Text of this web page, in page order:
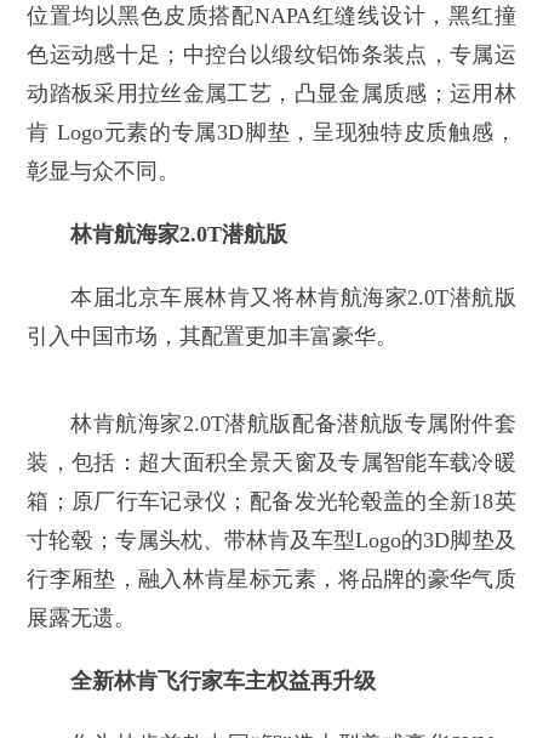
位置均以黑色皮质搭配NAPA红缝线设计，黑红撞
色运动感十足；中控台以缎纹铝饰条装点，专属运
动踏板采用拉丝金属工艺，凸显金属质感；运用林
肯 Logo元素的专属3D脚垫，呈现独特皮质触感，
彰显与众不同。
林肯航海家2.0T潜航版
本届北京车展林肯又将林肯航海家2.0T潜航版
引入中国市场，其配置更加丰富豪华。
林肯航海家2.0T潜航版配备潜航版专属附件套
装，包括：超大面积全景天窗及专属智能车载冷暖
箱；原厂行车记录仪；配备发光轮毂盖的全新18英
寸轮毂；专属头枕、带林肯及车型Logo的3D脚垫及
行李厢垫，融入林肯星标元素，将品牌的豪华气质
展露无遗。
全新林肯飞行家车主权益再升级